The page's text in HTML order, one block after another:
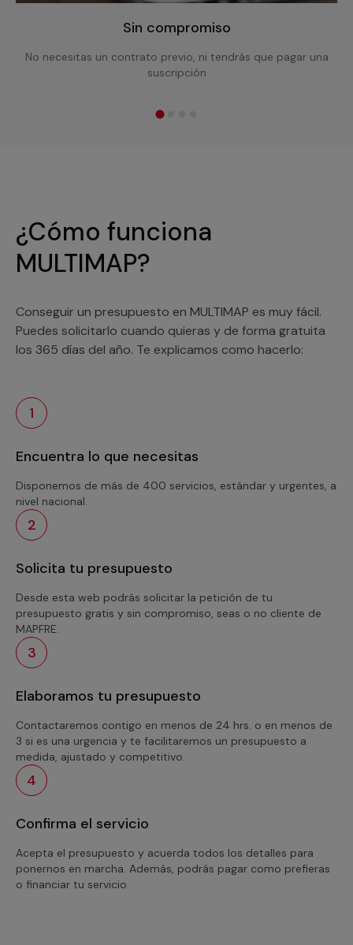
Sin compromiso
No necesitas un contrato previo, ni tendrás que pagar una
suscripción
¿Cómo funciona
MULTIMAP?
Conseguir un presupuesto en MULTIMAP es muy fácil.
Puedes solicitarlo cuando quieras y de forma gratuita
los 365 días del año. Te explicamos como hacerlo:
1
Encuentra lo que necesitas
Disponemos de más de 400 servicios, estándar y urgentes, a
nivel nacional.
2
Solicita tu presupuesto
Desde esta web podrás solicitar la petición de tu
presupuesto gratis y sin compromiso, seas o no cliente de
MAPFRE.
3
Elaboramos tu presupuesto
Contactaremos contigo en menos de 24 hrs. o en menos de
3 si es una urgencia y te facilitaremos un presupuesto a
medida, ajustado y competitivo.
4
Confirma el servicio
Acepta el presupuesto y acuerda todos los detalles para
ponernos en marcha. Además, podrás pagar como prefieras
o financiar tu servicio.